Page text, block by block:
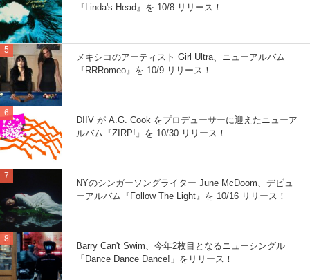
『Linda's Head』を 10/8 リリース！
メキシコのアーティスト Girl Ultra、ニューアルバム
『RRRomeo』を 10/9 リリース！
DIIV が A.G. Cook をプロデューサーに迎えたニューア
ルバム『ZIRP!』を 10/30 リリース！
NYのシンガーソングライター June McDoom、デビュ
ーアルバム『Follow The Light』を 10/16 リリース！
Barry Can't Swim、今年2枚目となるニューシングル
「Dance Dance Dance!」をリリース！